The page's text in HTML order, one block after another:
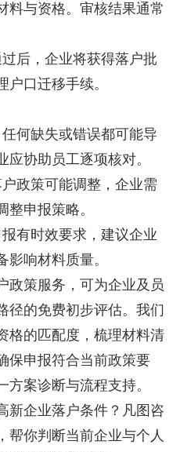
料与资格。审核结果通常
后，企业将获得落户批
口迁移手续。
何缺失或错误都可能导
协助员工逐项核对。
政策可能调整，企业需
整申报策略。
有时效要求，建议企业
响材料质量。
策服务，可为企业及员
径的免费初步评估。我们
格的匹配度，梳理材料清
保申报符合当前政策要
案诊断与流程支持。
企业落户条件？凡图咨
帮你判断当前企业与个人